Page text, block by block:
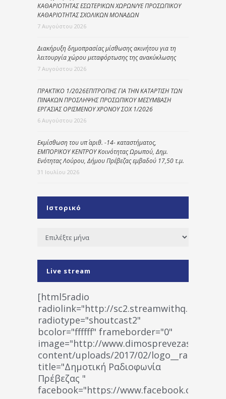
ΚΑΘΑΡΙΟΤΗΤΑΣ ΕΣΩΤΕΡΙΚΩΝ ΧΩΡΩΝ/ΥΕ ΠΡΟΣΩΠΙΚΟΥ
ΚΑΘΑΡΙΟΤΗΤΑΣ ΣΧΟΛΙΚΩΝ ΜΟΝΑΔΩΝ
7 Αυγούστου 2026
Διακήρυξη δημοπρασίας μίσθωσης ακινήτου για τη
λειτουργία χώρου μεταφόρτωσης της ανακύκλωσης
7 Αυγούστου 2026
ΠΡΑΚΤΙΚΟ 1/2026ΕΠΙΤΡΟΠΗΣ ΓΙΑ ΤΗΝ ΚΑΤΑΡΤΙΣΗ ΤΩΝ
ΠΙΝΑΚΩΝ ΠΡΟΣΛΗΨΗΣ ΠΡΟΣΩΠΙΚΟΥ ΜΕΣΥΜΒΑΣΗ
ΕΡΓΑΣΙΑΣ ΟΡΙΣΜΕΝΟΥ ΧΡΟΝΟΥ ΣΟΧ 1/2026
6 Αυγούστου 2026
Εκμίσθωση του υπ΄ αριθ. -14- καταστήματος,
ΕΜΠΟΡΙΚΟΥ ΚΕΝΤΡΟΥ Κοινότητας Ωρωπού, Δημ.
Ενότητας Λούρου, Δήμου Πρέβεζας εμβαδού 17,50 τ.μ.
31 Ιουλίου 2026
Ιστορικό
Ιστορικό
Live stream
[html5radio
radiolink="http://
radiotype="shoutcast2"
bcolor="ffffff" frameborder="0"
image="http://www.dimosprevezas.gr/wp-
content/uploads/2017/02/
title="Δημοτική Ραδιοφωνία
Πρέβεζας "
facebook="https://www.facebook.com/